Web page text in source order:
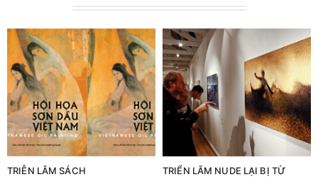
TRIỄN LÃM SÁCH
TRIỂN LÃM NUDE LẠI BỊ TỪ